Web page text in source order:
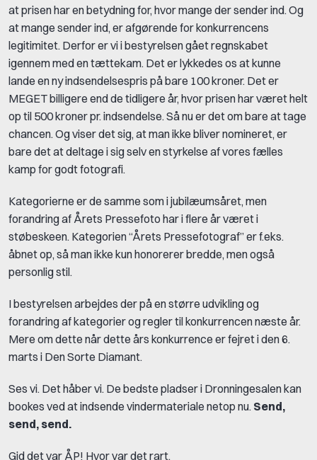
at prisen har en betydning for, hvor mange der sender ind. Og
at mange sender ind, er afgørende for konkurrencens
legitimitet. Derfor er vi i bestyrelsen gået regnskabet
igennem med en tættekam. Det er lykkedes os at kunne
lande en ny indsendelsespris på bare 100 kroner. Det er
MEGET billigere end de tidligere år, hvor prisen har været helt
op til 500 kroner pr. indsendelse. Så nu er det om bare at tage
chancen. Og viser det sig, at man ikke bliver nomineret, er
bare det at deltage i sig selv en styrkelse af vores fælles
kamp for godt fotografi.
Kategorierne er de samme som i jubilæumsåret, men
forandring af Årets Pressefoto har i flere år været i
støbeskeen. Kategorien “Årets Pressefotograf” er f.eks.
åbnet op, så man ikke kun honorerer bredde, men også
personlig stil.
I bestyrelsen arbejdes der på en større udvikling og
forandring af kategorier og regler til konkurrencen næste år.
Mere om dette når dette års konkurrence er fejret i den 6.
marts i Den Sorte Diamant.
Ses vi. Det håber vi. De bedste pladser i Dronningesalen kan
bookes ved at indsende vindermateriale netop nu. Send,
send, send.
Gid det var ÅP! Hvor var det rart.